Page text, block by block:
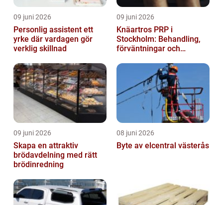
09 juni 2026
Personlig assistent ett
yrke där vardagen gör
verklig skillnad
09 juni 2026
Knäartros PRP i
Stockholm: Behandling,
förväntningar och
09 juni 2026
Skapa en attraktiv
brödavdelning med rätt
brödinredning
08 juni 2026
Byte av elcentral västerås